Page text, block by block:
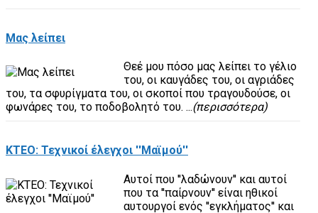
Μας λείπει
Θεέ μου πόσο μας λείπει το γέλιο
του, οι καυγάδες του, οι αγριάδες
του, τα σφυρίγματα του, οι σκοποί που τραγουδούσε, οι
φωνάρες του, το ποδοβολητό του. ...(περισσότερα)
ΚΤΕΟ: Τεχνικοί έλεγχοι ''Μαϊμού''
Αυτοί που ''λαδώνουν'' και αυτοί
που τα ''παίρνουν'' είναι ηθικοί
αυτουργοί ενός ''εγκλήματος'' και